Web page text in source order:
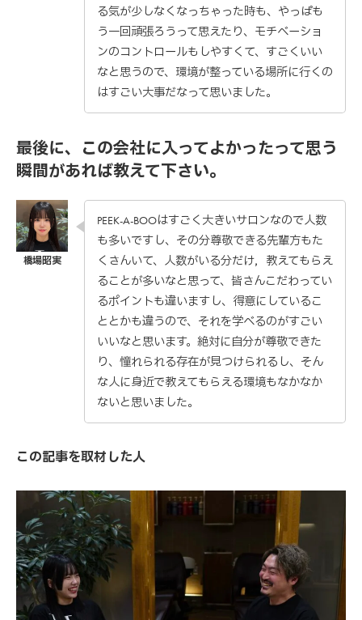
る気が少しなくなっちゃった時も、やっぱも
う一回頑張ろうって思えたり、モチベーショ
ンのコントロールもしやすくて、すごくいい
なと思うので、環境が整っている場所に行くの
はすごい大事だなって思いました。
最後に、この会社に入ってよかったって思う
瞬間があれば教えて下さい。
PEEK-A-BOOはすごく大きいサロンなので人数
も多いですし、その分尊敬できる先輩方もた
くさんいて、人数がいる分だけ，教えてもらえ
ることが多いなと思って、皆さんこだわってい
るポイントも違いますし、得意にしているこ
ととかも違うので、それを学べるのがすごい
いいなと思います。絶対に自分が尊敬できた
り、憧れられる存在が見つけられるし、そん
な人に身近で教えてもらえる環境もなかなか
ないと思いました。
この記事を取材した人